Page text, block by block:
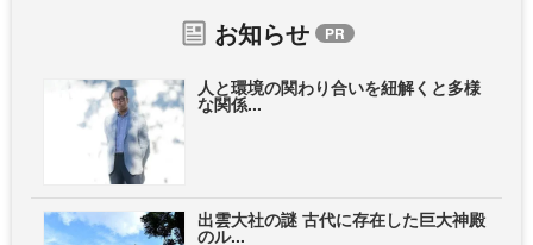
お知らせ
人と環境の関わり合いを紐解くと多様
な関係...
出雲大社の謎 古代に存在した巨大神殿
のル...